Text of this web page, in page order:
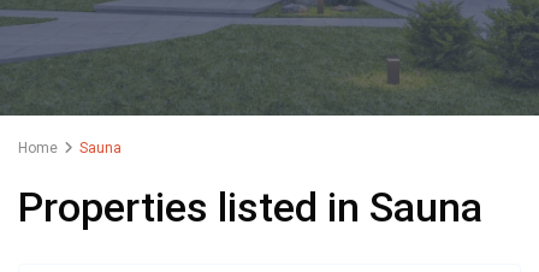
Home Sauna
Properties listed in Sauna